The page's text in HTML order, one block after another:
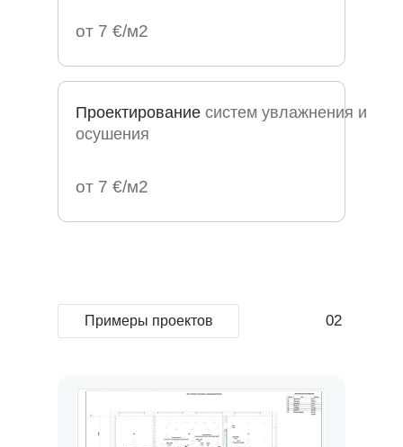
Проектирование систем увлажнения и
осушения
от 7 €/м2
от 7 €/м2
Примеры проектов 02